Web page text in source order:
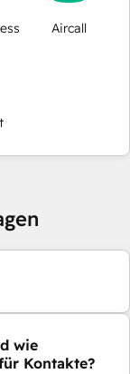
Aircall
wie
Kontakte?